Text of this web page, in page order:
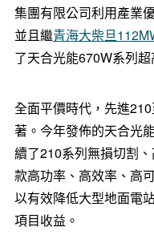
集團有限公司利用產業
並且繼青海大柴旦
了天合光能670W系列超
全面平價時代，先進
著。今年發佈的天合光
續了210系列無損切割
款高功率、高效率、高
以有效降低大型地面電
項目收益。